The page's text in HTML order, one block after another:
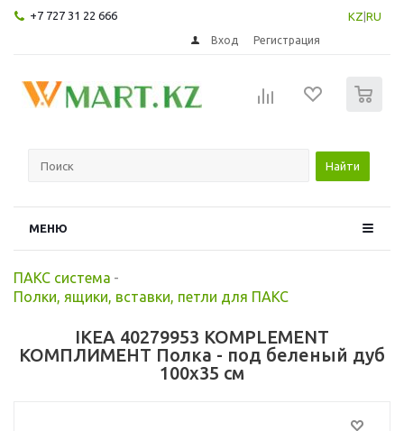
+7 727 31 22 666 KZ RU
Вход Регистрация
Найти
МЕНЮ
ПАКС система -
Полки, ящики, вставки, петли для ПАКС
IKEA 40279953 KOMPLEMENT
КОМПЛИМЕНТ Полка - под беленый дуб
100x35 см